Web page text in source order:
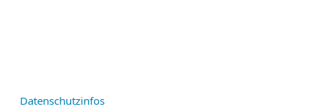
Datenschutzinfos